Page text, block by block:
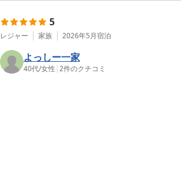
5
レジャー 家族 2026年5月宿泊
よっしー一家
40代/女性 |2件のクチコミ